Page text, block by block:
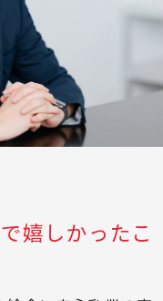
嬉しかったこ